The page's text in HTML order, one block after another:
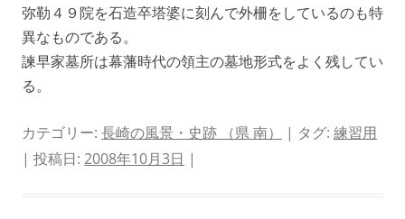
弥勒４９院を石造卒塔婆に刻んで外柵をしているのも特
異なものである。
諫早家墓所は幕藩時代の領主の墓地形式をよく残してい
る。
カテゴリー: 長崎の風景・史跡 （県 南） | タグ: 練習用
| 投稿日: 2008年10月3日 |